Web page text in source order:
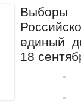
единый
18